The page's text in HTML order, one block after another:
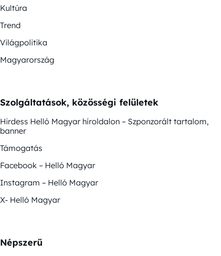
Kultúra
Trend
Világpolitika
Magyarország
Szolgáltatások, közösségi felületek
Hirdess Helló Magyar híroldalon – Szponzorált tartalom,
banner
Támogatás
Facebook – Helló Magyar
Instagram – Helló Magyar
X- Helló Magyar
Népszerű